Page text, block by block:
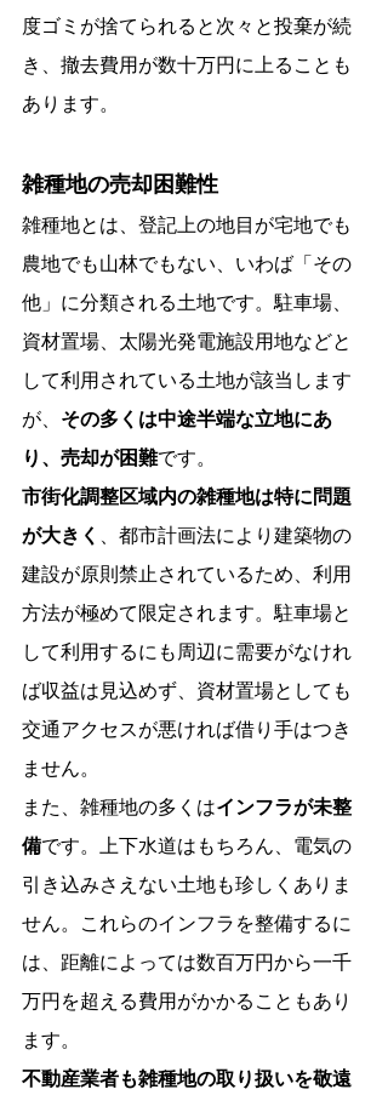
度ゴミが捨てられると次々と投棄が続
き、撤去費用が数十万円に上ることも
あります。
雑種地の売却困難性
雑種地とは、登記上の地目が宅地でも
農地でも山林でもない、いわば「その
他」に分類される土地です。駐車場、
資材置場、太陽光発電施設用地などと
して利用されている土地が該当します
が、 その多くは中途半端な立地にあ
り、売却が困難です。
市街化調整区域内の雑種地は特に問題
が大きく 、都市計画法により建築物の
建設が原則禁止されているため、利用
方法が極めて限定されます。駐車場と
して利用するにも周辺に需要がなけれ
ば収益は見込めず、資材置場としても
交通アクセスが悪ければ借り手はつき
ません。
また、雑種地の多くはインフラが未整
備です。上下水道はもちろん、電気の
引き込みさえない土地も珍しくありま
せん。これらのインフラを整備するに
は、距離によっては数百万円から一千
万円を超える費用がかかることもあり
ます。
不動産業者も雑種地の取り扱いを敬遠